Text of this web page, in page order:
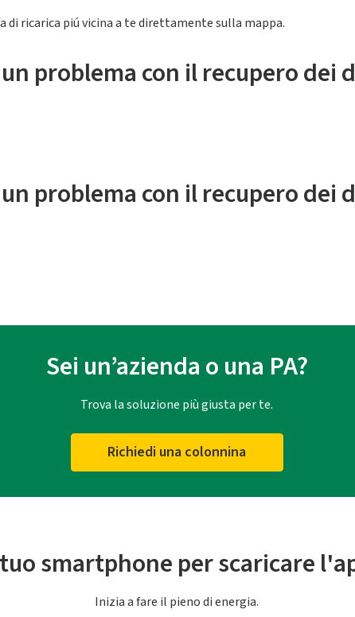
ricarica piú vicina a te direttamente sulla mappa.
problema con il recupero dei
problema con il recupero dei
Sei un’azienda o una PA?
Trova la soluzione più giusta per te.
Richiedi una colonnina
smartphone per scaricare
Inizia a fare il pieno di energia.